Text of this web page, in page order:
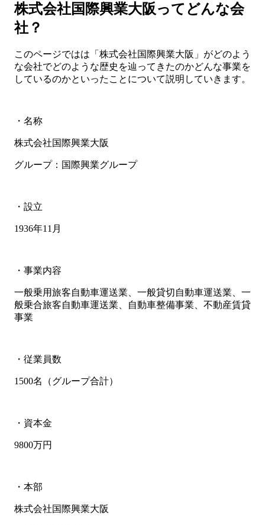
株式会社国際興業大阪ってどんな会
社？
このページではは「株式会社国際興業大阪」がどのよう
な会社でどのような歴史を辿ってきたのかどんな事業を
しているのかといったことについて説明していきます。
・名称
株式会社国際興業大阪
グループ：国際興業グループ
・設立
1936年11月
・事業内容
一般乗用旅客自動車運送業、一般貸切自動車運送業、一
般乗合旅客自動車運送業、自動車整備事業、不動産賃貸
事業
・従業員数
1500名（グループ合計）
・資本金
9800万円
・本部
株式会社国際興業大阪